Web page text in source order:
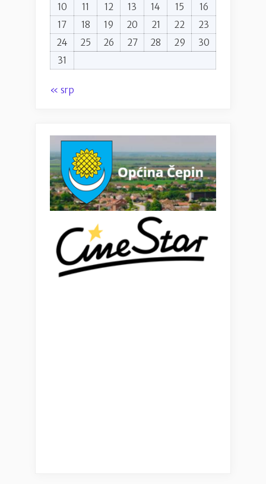
10
11 12 13 14 15
16
17
18 19 20 21 22
23
24
25 26 27 28 29
30
31
« srp